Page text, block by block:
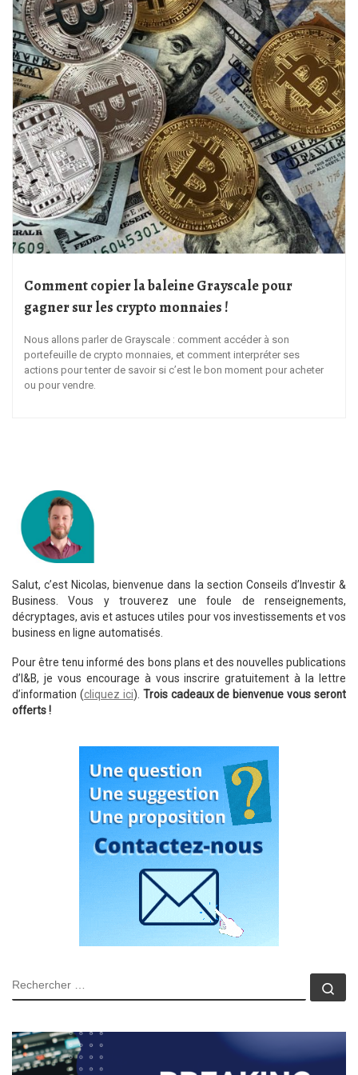
Comment copier la baleine Grayscale pour
gagner sur les crypto monnaies !
Nous allons parler de Grayscale : comment accéder à son
portefeuille de crypto monnaies, et comment interpréter ses
actions pour tenter de savoir si c’est le bon moment pour acheter
ou pour vendre.
Salut, c’est Nicolas, bienvenue dans la section Conseils d’Investir &
Business. Vous y trouverez une foule de renseignements,
décryptages, avis et astuces utiles pour vos investissements et vos
business en ligne automatisés.
Pour être tenu informé des bons plans et des nouvelles publications
d’I&B, je vous encourage à vous inscrire gratuitement à la lettre
d’information (cliquez ici). Trois cadeaux de bienvenue vous seront
offerts !
RECHERCHER